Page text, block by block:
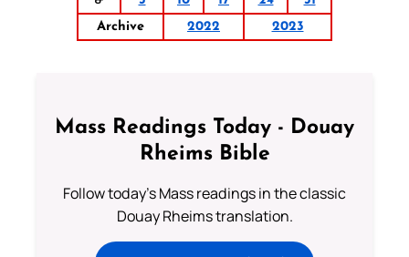
Archive
2022 2023
Mass Readings Today - Douay
Rheims Bible
Follow today's Mass readings in the classic
Douay Rheims translation.